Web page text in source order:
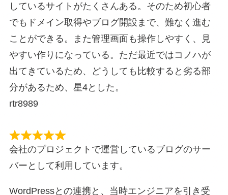
しているサイトがたくさんある。そのため初心者
でもドメイン取得やブログ開設まで、難なく進む
ことができる。また管理画面も操作しやすく、見
やすい作りになっている。ただ最近ではコノハが
出てきているため、どうしても比較すると劣る部
分があるため、星4とした。
rtr8989
会社のプロジェクトで運営しているブログのサー
バーとして利用しています。
WordPressとの連携と、当時エンジニアを引き受